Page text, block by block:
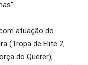
atuação do
(Tropa de Elite 2,
do Querer);